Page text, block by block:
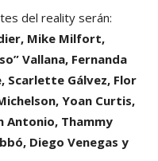
del reality serán:
Mike Milfort,
Vallana, Fernanda
Scarlette Gálvez, Flor
Yoan Curtis,
Antonio, Thammy
Diego Venegas y